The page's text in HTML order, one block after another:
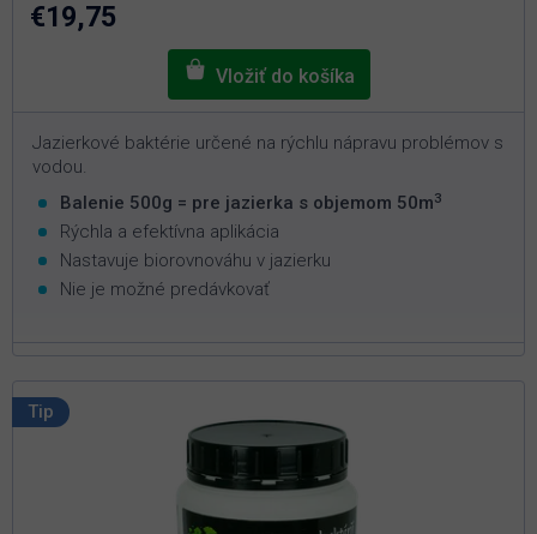
€19,75
Jazierkové baktérie určené na rýchlu nápravu problémov s
vodou.
Balenie 500g = pre jazierka s objemom 50m3
Rýchla a efektívna aplikácia
Nastavuje biorovnováhu v jazierku
Nie je možné predávkovať
Tip